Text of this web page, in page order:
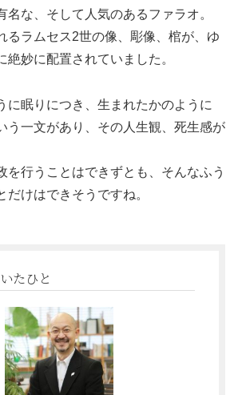
名な、そして人気のあるファラオ。
るラムセス2世の像、彫像、棺が、ゆ
絶妙に配置されていました。
に眠りにつき、生まれたかのように
う一文があり、その人生観、死生感が
を行うことはできずとも、そんなふう
だけはできそうですね。
たひと